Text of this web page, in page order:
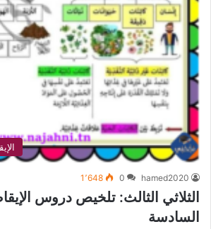
hamed2020
0 1٬648
الثلاثي الثالث: تلخيص دروس
السادسة